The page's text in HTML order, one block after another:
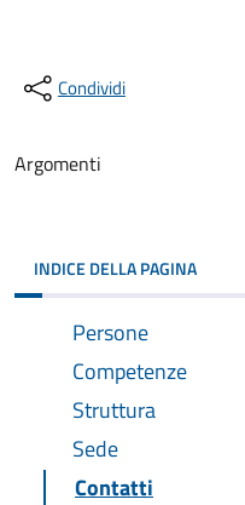
Condividi
Argomenti
INDICE DELLA PAGINA
Persone
Competenze
Struttura
Sede
Contatti